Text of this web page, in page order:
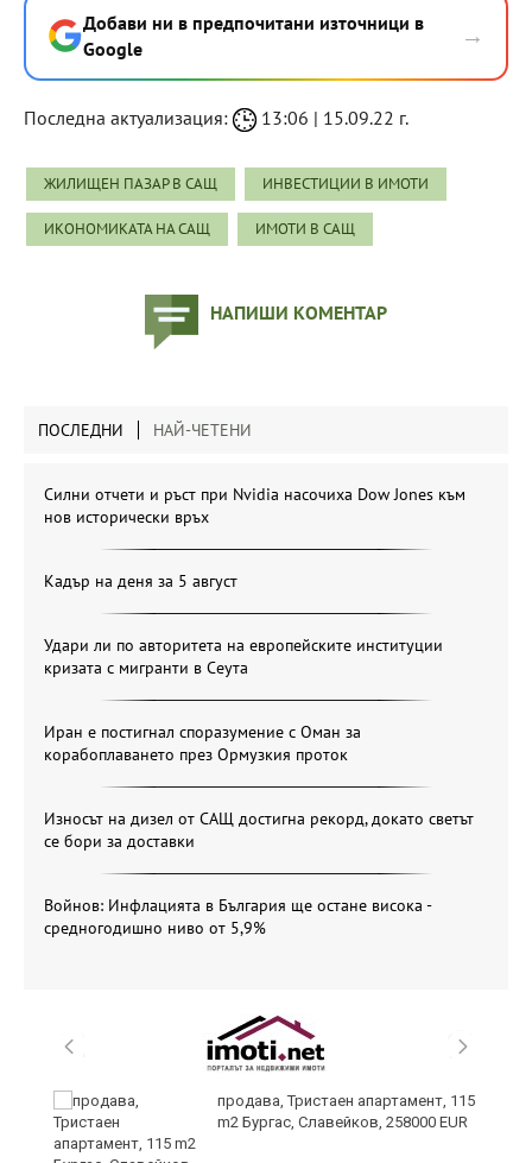
Добави ни в предпочитани източници в
Google
→
Последна актуализация: 13:06 | 15.09.22 г.
ЖИЛИЩЕН ПАЗАР В САЩ ИНВЕСТИЦИИ В ИМОТИ
ИКОНОМИКАТА НА САЩ ИМОТИ В САЩ
НАПИШИ КОМЕНТАР
ПОСЛЕДНИ НАЙ-ЧЕТЕНИ
Силни отчети и ръст при Nvidia насочиха Dow Jones към
нов исторически връх
Кадър на деня за 5 август
Удари ли по авторитета на европейските институции
кризата с мигранти в Сеута
Иран е постигнал споразумение с Оман за
корабоплаването през Ормузкия проток
Износът на дизел от САЩ достигна рекорд, докато светът
се бори за доставки
Войнов: Инфлацията в България ще остане висока -
средногодишно ниво от 5,9%
продава, Тристаен апартамент, 115
m2 Бургас, Славейков, 258000 EUR